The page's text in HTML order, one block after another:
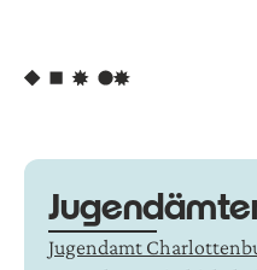
Jugendämte
Jugendamt